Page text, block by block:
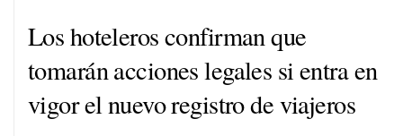
Los hoteleros confirman que
tomarán acciones legales si entra en
vigor el nuevo registro de viajeros